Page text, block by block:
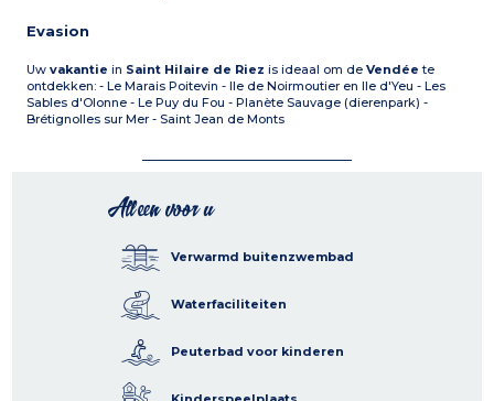
Evasion
Uwvakantie in Saint Hilaire de Riez is ideaal om deVendée te
ontdekken: - Le Marais Poitevin - Ile de Noirmoutier en Ile d'Yeu - Les
Sables d'Olonne - Le Puy du Fou - Planète Sauvage (dierenpark) -
Brétignolles sur Mer - Saint Jean de Monts
Alleen voor u
Verwarmd buitenzwembad
Waterfaciliteiten
Peuterbad voor kinderen